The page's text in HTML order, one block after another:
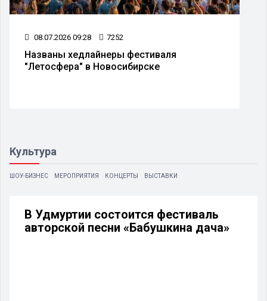
08.07.2026 09:28 7252
Названы хедлайнеры фестиваля
"Летосфера" в Новосибирске
Культура
ШОУ-БИЗНЕС МЕРОПРИЯТИЯ КОНЦЕРТЫ ВЫСТАВКИ
В Удмуртии состоится фестиваль
авторской песни «Бабушкина дача»